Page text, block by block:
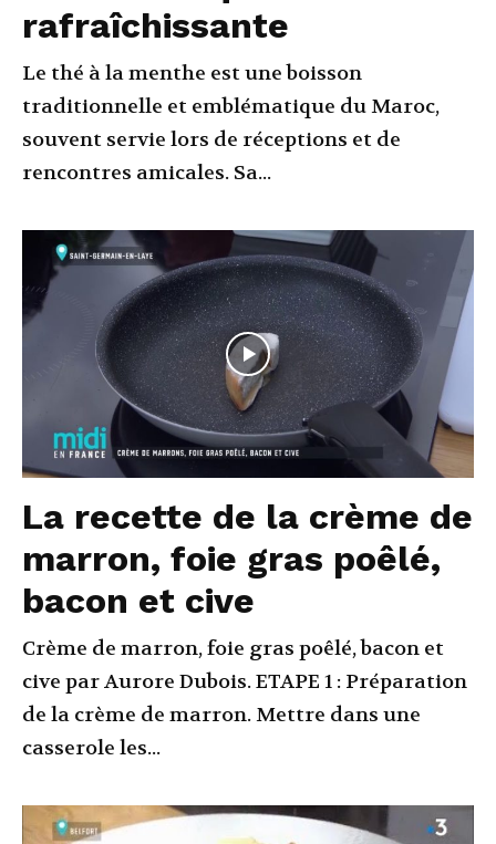
rafraîchissante
Le thé à la menthe est une boisson
traditionnelle et emblématique du Maroc,
souvent servie lors de réceptions et de
rencontres amicales. Sa...
La recette de la crème de
marron, foie gras poêlé,
bacon et cive
Crème de marron, foie gras poêlé, bacon et
cive par Aurore Dubois. ETAPE 1 : Préparation
de la crème de marron. Mettre dans une
casserole les...